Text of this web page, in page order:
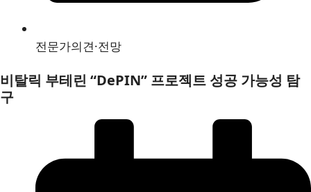
전문가의견·전망
비탈릭 부테린 “DePIN” 프로젝트 성공 가능성 탐
구